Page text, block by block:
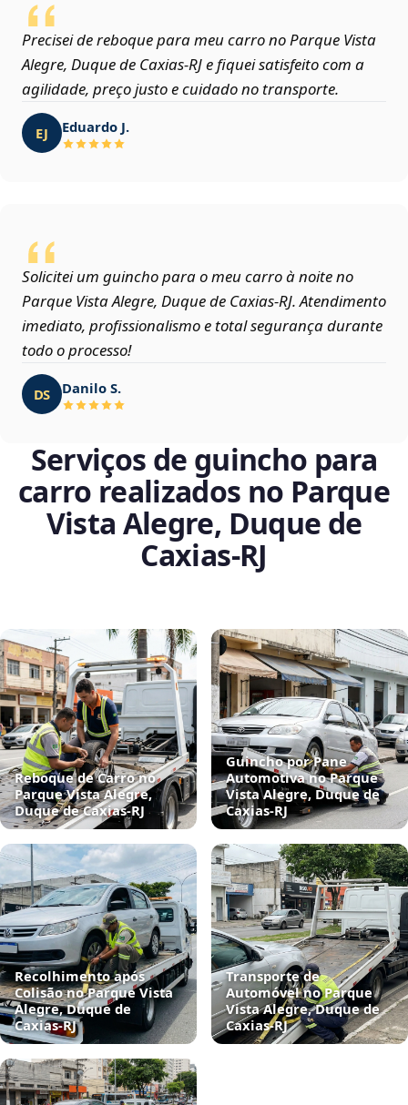
Precisei de reboque para meu carro no Parque Vista
Alegre, Duque de Caxias‑RJ e fiquei satisfeito com a
agilidade, preço justo e cuidado no transporte.
EJ Eduardo J.
Solicitei um guincho para o meu carro à noite no
Parque Vista Alegre, Duque de Caxias‑RJ. Atendimento
imediato, profissionalismo e total segurança durante
todo o processo!
DS Danilo S.
Serviços de guincho para
carro realizados no Parque
Vista Alegre, Duque de
Caxias‑RJ
Reboque de Carro no
Parque Vista Alegre,
Duque de Caxias‑RJ
Guincho por Pane
Automotiva no Parque
Vista Alegre, Duque de
Caxias‑RJ
Recolhimento após
Colisão no Parque Vista
Alegre, Duque de
Caxias‑RJ
Transporte de
Automóvel no Parque
Vista Alegre, Duque de
Caxias‑RJ